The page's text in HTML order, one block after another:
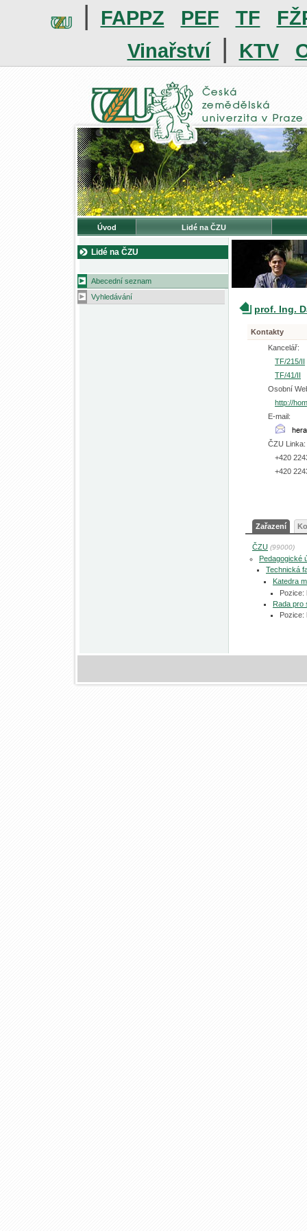
| FAPPZ PEF TF
Vinařství | KTV
Úvod Lidé na ČZU
Lidé na ČZU
Abecední seznam
Vyhledávání
prof. Ing.
Kontakty
Kancelář:
TF/215/II
TF/41/II
Osobní
http://
E-mail:
ČZU Linka:
+420
+420
Zařazení
ČZU (99000)
Pedagogické
Technická
Katedra
Pozice:
Rada pro
Pozice: